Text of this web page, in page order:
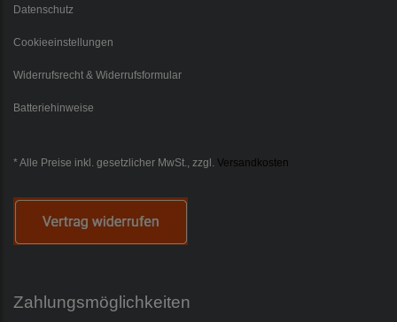
Datenschutz
Cookieeinstellungen
Widerrufsrecht & Widerrufsformular
Batteriehinweise
* Alle Preise inkl. gesetzlicher MwSt., zzgl. Versandkosten
Zahlungsmöglichkeiten